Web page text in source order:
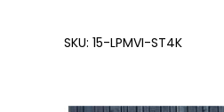
SKU: 15-LPMVI-ST4K